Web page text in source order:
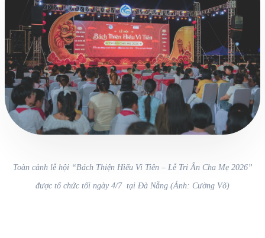
Toàn cảnh lễ hội “Bách Thiện Hiếu Vi Tiên – Lễ Tri Ân Cha Mẹ 2026”
được tổ chức tối ngày 4/7 tại Đà Nẵng (Ảnh: Cường Võ)